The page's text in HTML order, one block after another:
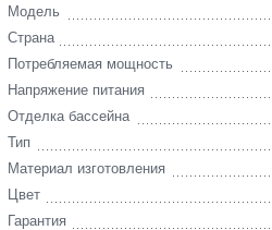
Модель
Страна
Потребляемая мощность
Напряжение питания
Отделка бассейна
Тип
Материал изготовления
Цвет
Гарантия